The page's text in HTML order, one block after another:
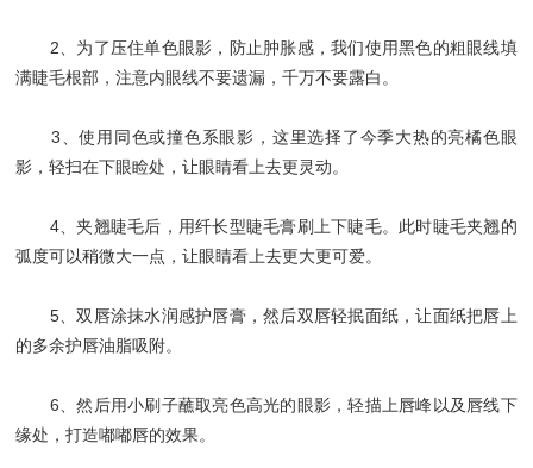
2、为了压住单色眼影，防止肿胀感，我们使用黑色的粗眼线填
满睫毛根部，注意内眼线不要遗漏，千万不要露白。
3、使用同色或撞色系眼影，这里选择了今季大热的亮橘色眼
影，轻扫在下眼睑处，让眼睛看上去更灵动。
4、夹翘睫毛后，用纤长型睫毛膏刷上下睫毛。此时睫毛夹翘的
弧度可以稍微大一点，让眼睛看上去更大更可爱。
5、双唇涂抹水润感护唇膏，然后双唇轻抿面纸，让面纸把唇上
的多余护唇油脂吸附。
6、然后用小刷子蘸取亮色高光的眼影，轻描上唇峰以及唇线下
缘处，打造嘟嘟唇的效果。